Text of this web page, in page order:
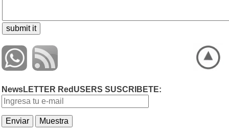
NewsLETTER RedUSERS SUSCRIBETE: